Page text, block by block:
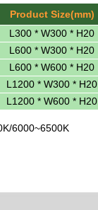
Product Size(mm)
L300 * W300 * H20
L600 * W300 * H20
L600 * W600 * H20
L1200 * W300 * H20
L1200 * W600 * H20
6000~6500K